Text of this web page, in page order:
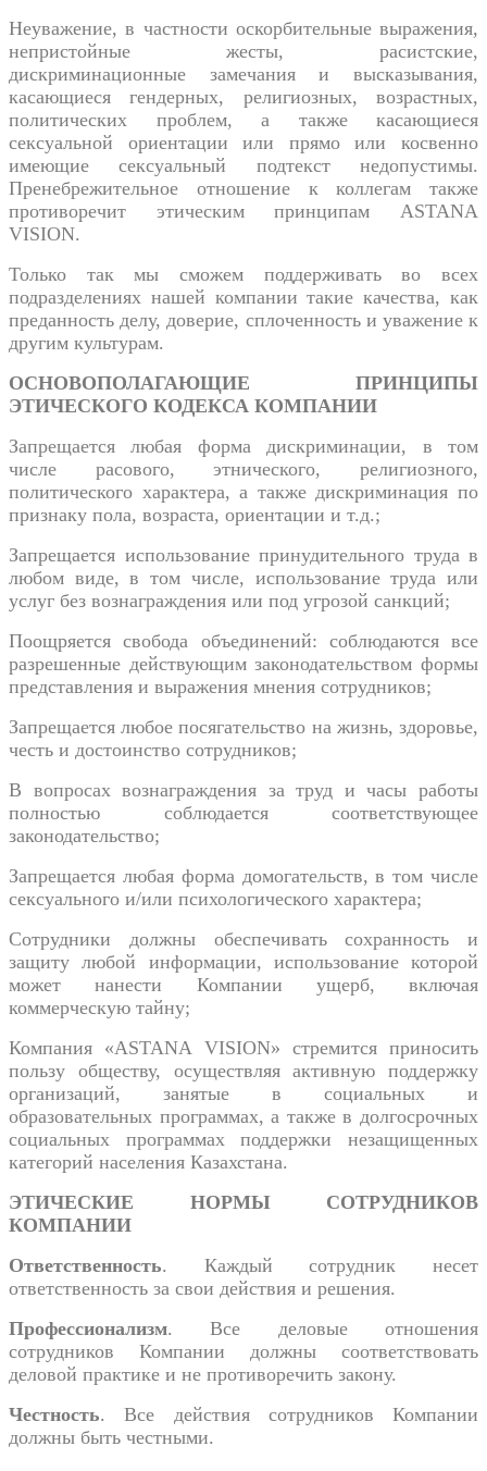
Неуважение, в частности оскорбительные выражения,
непристойные жесты, расистские,
дискриминационные замечания и высказывания,
касающиеся гендерных, религиозных, возрастных,
политических проблем, а также касающиеся
сексуальной ориентации или прямо или косвенно
имеющие сексуальный подтекст недопустимы.
Пренебрежительное отношение к коллегам также
противоречит этическим принципам ASTANA
VISION.
Только так мы сможем поддерживать во всех
подразделениях нашей компании такие качества, как
преданность делу, доверие, сплоченность и уважение к
другим культурам.
ОСНОВОПОЛАГАЮЩИЕ ПРИНЦИПЫ
ЭТИЧЕСКОГО КОДЕКСА КОМПАНИИ
Запрещается любая форма дискриминации, в том
числе расового, этнического, религиозного,
политического характера, а также дискриминация по
признаку пола, возраста, ориентации и т.д.;
Запрещается использование принудительного труда в
любом виде, в том числе, использование труда или
услуг без вознаграждения или под угрозой санкций;
Поощряется свобода объединений: соблюдаются все
разрешенные действующим законодательством формы
представления и выражения мнения сотрудников;
Запрещается любое посягательство на жизнь, здоровье,
честь и достоинство сотрудников;
В вопросах вознаграждения за труд и часы работы
полностью соблюдается соответствующее
законодательство;
Запрещается любая форма домогательств, в том числе
сексуального и/или психологического характера;
Сотрудники должны обеспечивать сохранность и
защиту любой информации, использование которой
может нанести Компании ущерб, включая
коммерческую тайну;
Компания «ASTANA VISION» стремится приносить
пользу обществу, осуществляя активную поддержку
организаций, занятые в социальных и
образовательных программах, а также в долгосрочных
социальных программах поддержки незащищенных
категорий населения Казахстана.
ЭТИЧЕСКИЕ НОРМЫ СОТРУДНИКОВ
КОМПАНИИ
Ответственность. Каждый сотрудник несет
ответственность за свои действия и решения.
Профессионализм. Все деловые отношения
сотрудников Компании должны соответствовать
деловой практике и не противоречить закону.
Честность. Все действия сотрудников Компании
должны быть честными.